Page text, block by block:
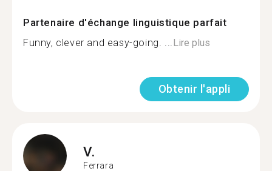
Partenaire d'échange linguistique parfait
Funny, clever and easy-going. ...Lire plus
Obtenir l'appli
V.
Ferrara